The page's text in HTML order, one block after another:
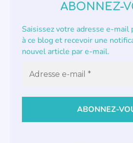
ABONNEZ-
Saisissez votre adresse e-mail
à ce blog et recevoir une
nouvel article par e-mail.